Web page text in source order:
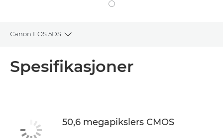
Canon EOS 5DS
Toggle breadcrumbs
Spesifikasjoner
50,6 megapikslers CMOS